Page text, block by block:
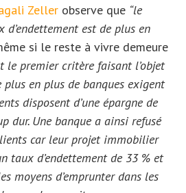
Zeller observe que “le
est de plus en
si le reste à vivre demeure
le premier critère faisant l’objet
plus en plus de banques exigent
disposent d’une épargne de
dur. Une banque a ainsi refusé
car leur projet immobilier
taux d’endettement de 33 % et
moyens d’emprunter dans les